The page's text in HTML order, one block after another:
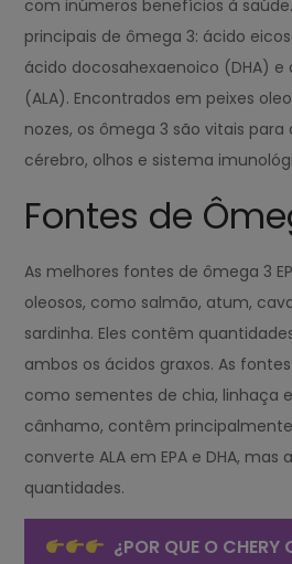
com inúmeros benefícios à
principais de ômega 3: ácido
ácido docosahexaenoico (DHA)
(ALA). Encontrados em peixes
nozes, os ômega 3 são vitais
cérebro, olhos e sistema
Fontes de
As melhores fontes de ômega 3
oleosos, como salmão, atum,
sardinha. Eles contêm
ambos os ácidos graxos. As
como sementes de chia, linhaça
cânhamo, contêm principalmente
converte ALA em EPA e DHA, mas
quantidades.
¿POR QUE O CHERY